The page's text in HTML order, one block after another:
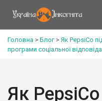
Головна > Блог> Як PepsiCo
програми соціальної
Як